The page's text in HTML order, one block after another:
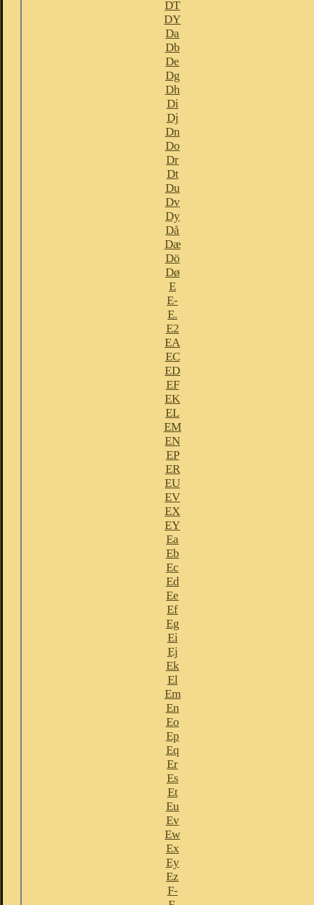
DT
DY
Da
Db
De
Dg
Dh
Di
Dj
Dn
Do
Dr
Dt
Du
Dv
Dy
Då
Dæ
Dö
Dø
E
E-
E.
E2
EA
EC
ED
EF
EK
EL
EM
EN
EP
ER
EU
EV
EX
EY
Ea
Eb
Ec
Ed
Ee
Ef
Eg
Ei
Ej
Ek
El
Em
En
Eo
Ep
Eq
Er
Es
Et
Eu
Ev
Ew
Ex
Ey
Ez
F-